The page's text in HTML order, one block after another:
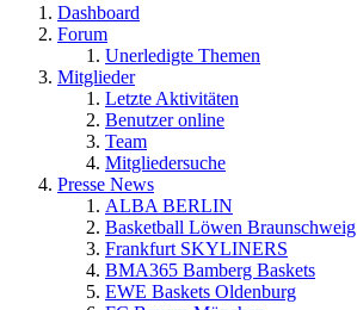
Dashboard
Forum
Unerledigte Themen
Mitglieder
Letzte Aktivitäten
Benutzer online
Team
Mitgliedersuche
Presse News
ALBA BERLIN
Basketball Löwen Braunschweig
Frankfurt SKYLINERS
BMA365 Bamberg Baskets
EWE Baskets Oldenburg